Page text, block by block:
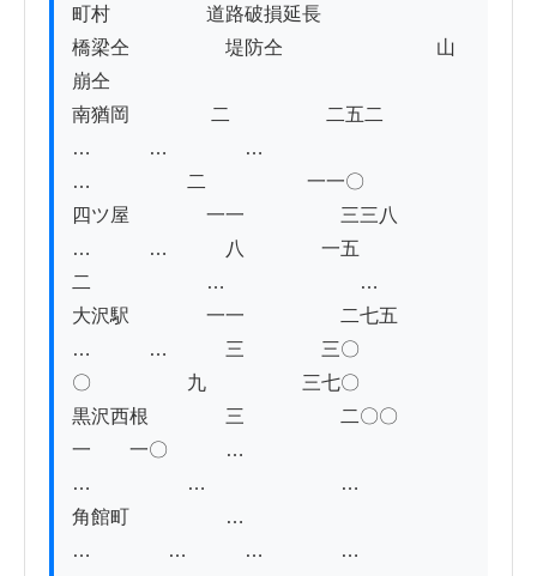
町村　　　　　道路破損延長
橋梁仝　　　　　堤防仝　　　　　　　　山
崩仝
南猶岡 　　　　二　　　　　二五二
…　　　…　　　　…
…　　　　　二　　 　　　一一〇
四ツ屋　　　　一一　　　　　三三八
…　　　…　　　八　　　　一五
二　　　　　　…　　　　　　　…
大沢駅　　　　一一　　　　　二七五
…　　　…　　　三　　　　三〇
〇　　　　　九　　　　　三七〇
黒沢西根　　　　三　　　　　二〇〇
一　　一〇　　　…
…　　　　　…　　　　　　　…
角館町　　　　　…
…　　　　…　　　…　　　　…